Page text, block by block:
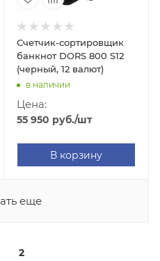
Счетчик-сортировщик
банкнот DORS 800 S12
(черный, 12 валют)
в наличии
Цена:
55 950 руб./шт
В корзину
еще
2